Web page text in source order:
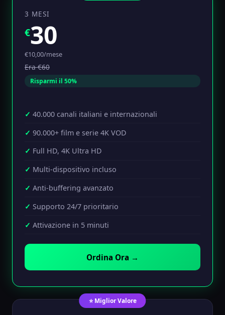
3 MESI
€30
€10,00/mese
Era €60
Risparmi il 50%
40.000 canali italiani e internazionali
90.000+ film e serie 4K VOD
Full HD, 4K Ultra HD
Multi-dispositivo incluso
Anti-buffering avanzato
Supporto 24/7 prioritario
Attivazione in 5 minuti
Ordina Ora →
⭐ Miglior Valore